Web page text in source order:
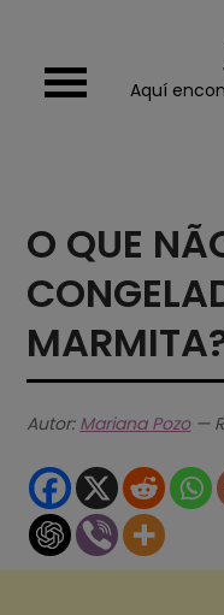
content
Aquí
O QUE
Autor: Mariana Pozo—